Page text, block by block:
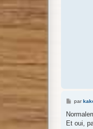
M
s
a
par
Et oui,